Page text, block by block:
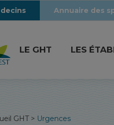
Annuaire des
LE GHT LES
GHT> Urgences